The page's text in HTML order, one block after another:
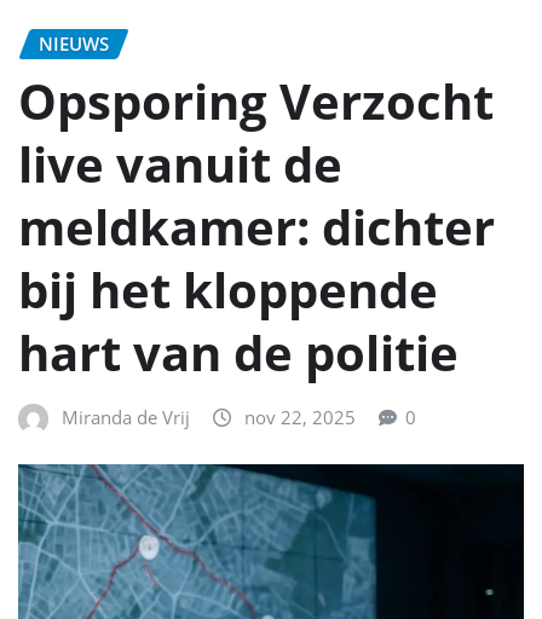
NIEUWS
Opsporing Verzocht
live vanuit de
meldkamer: dichter
bij het kloppende
hart van de politie
Miranda de Vrij nov 22, 2025 0